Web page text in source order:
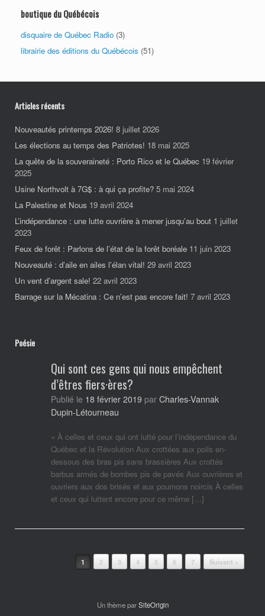
boutique du Québécois
disquaire de Québec Radio (3)
librairie des éditions du Québécois (51)
Articles récents
Nouveautés printemps 2026! 8 juillet 2026
Les élections au temps des Patriotes! 18 mai 2025
La quête de la souveraineté : Porto Rico et le Québec 19 février
2025
Usine Northvolt à 7G$ : à qui ça profite? 5 mai 2024
La Palestine et Nous 19 avril 2024
L’indépendance : une lutte ouvrière à mener jusqu’au bout 1 juillet
2023
Feux de forêt : Parlons de l’état de la forêt boréale 11 juin 2023
Nouveauté : d’aile en ailes l’élan vital! 29 avril 2023
Un vent d’argent sale! 22 avril 2023
Barrage sur la Mécatina : Ce n’est pas encore fait! 7 avril 2023
Poésie
Qui sont ces gens qui nous empêchent
d’êtres fiers·ères?
Publié le 18 février 2019 par Charles-Vannak
Dupin-Létourneau
« À celles et ceux qui ont lutté pour l’indépendance du
Québec et la Révolution Aux crottées aux poils en-
dessous des bras pis sans brassières Aux crottés
barbus armés de bombes pis de pavés Aux ouvrières et
ouvriers aux dos brisés et aux poumons noircis À celles
et ceux qui luttent encore pour ce même […]
1 2 3 4 5 6 7 Suivant »
Un thème parSiteOrigin